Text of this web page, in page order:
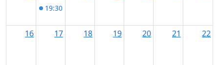
19:30
16 17 18 19 20 21 22